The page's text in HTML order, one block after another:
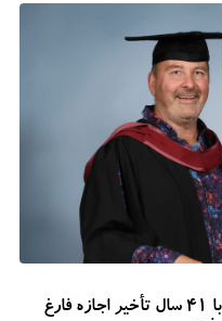
دانشجوی 62 ساله دانشگاه بریستول با 41 سال تأخیر اجازه فارغ